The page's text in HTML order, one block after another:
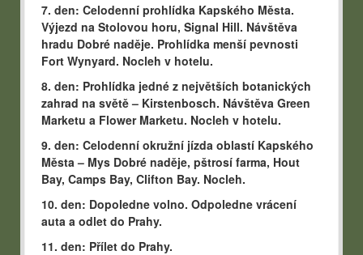
7. den: Celodenní prohlídka Kapského Města.
Výjezd na Stolovou horu, Signal Hill. Návštěva
hradu Dobré naděje. Prohlídka menší pevnosti
Fort Wynyard. Nocleh v hotelu.
8. den: Prohlídka jedné z největších botanických
zahrad na světě – Kirstenbosch. Návštěva Green
Marketu a Flower Marketu. Nocleh v hotelu.
9. den: Celodenní okružní jízda oblastí Kapského
Města – Mys Dobré naděje, pštrosí farma, Hout
Bay, Camps Bay, Clifton Bay. Nocleh.
10. den: Dopoledne volno. Odpoledne vrácení
auta a odlet do Prahy.
11. den: Přílet do Prahy.